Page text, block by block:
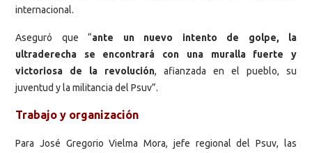
internacional.
Aseguró que “ante un nuevo intento de golpe, la
ultraderecha se encontrará con una muralla fuerte y
victoriosa de la revolución, afianzada en el pueblo, su
juventud y la militancia del Psuv”.
Trabajo y organización
Para José Gregorio Vielma Mora, jefe regional del Psuv, las